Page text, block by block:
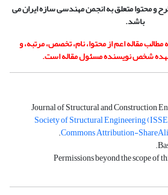
و محتوا متعلق به انجمن مهندسی سازه ایران می
باشد.
مقاله اعم از محتوا، نام، تخصص، مرتبه، و
شخص نویسنده مسئول مقاله است.
Journal of Structural and Construction
Society of Structural Engineering
Commons Attribution-
.
.
Permissions beyond the scope of